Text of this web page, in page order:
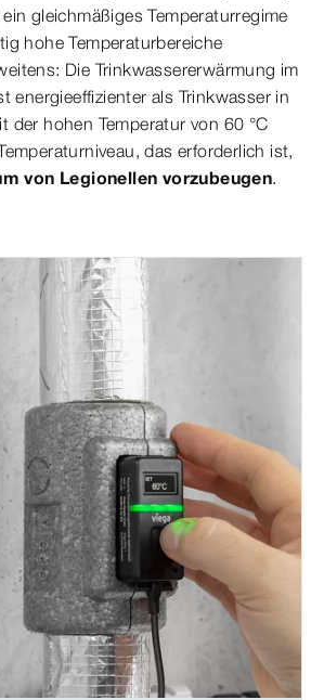
gleichmäßiges Temperaturregime
hohe Temperaturbereiche
Die Trinkwassererwärmung im
energieeffizienter als Trinkwasser in
der hohen Temperatur von 60 °C
das erforderlich ist,
von Legionellen vorzubeugen.